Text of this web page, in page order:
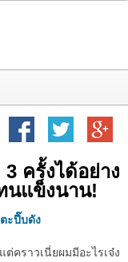
ครั้งได้อย่าง
นแข็งนาน!
ะปี๊บดัง
คราวเนี่ยผมมีอะไรเจ๋ง